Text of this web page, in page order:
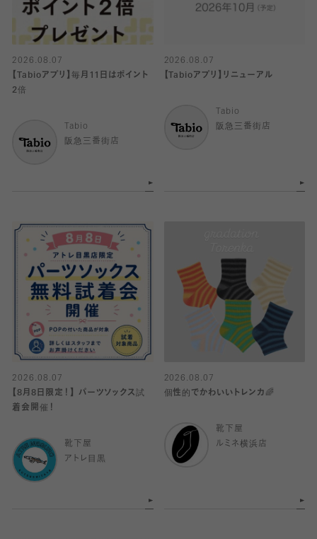
2026.08.07
【Tabioアプリ】毎月11日はポイント
2倍
Tabio
阪急三番街店
2026.08.07
【Tabioアプリ】リニューアル
Tabio
阪急三番街店
2026.08.07
【8月8日限定！】 パーツソックス試
着会開催！
靴下屋
アトレ目黒
2026.08.07
個性的でかわいいトレンカ🌈
靴下屋
ルミネ横浜店